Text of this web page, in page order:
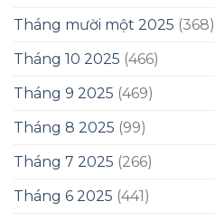
Tháng mười một 2025 (368)
Tháng 10 2025 (466)
Tháng 9 2025 (469)
Tháng 8 2025 (99)
Tháng 7 2025 (266)
Tháng 6 2025 (441)